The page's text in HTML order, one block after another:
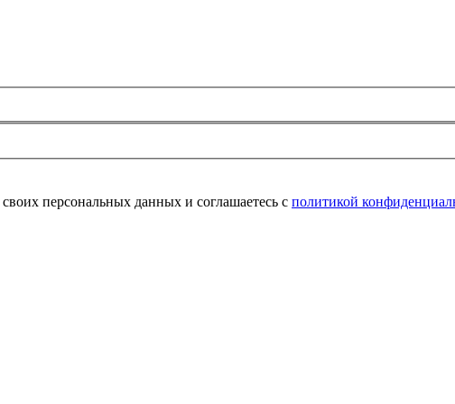
персональных данных и соглашаетесь с политикой